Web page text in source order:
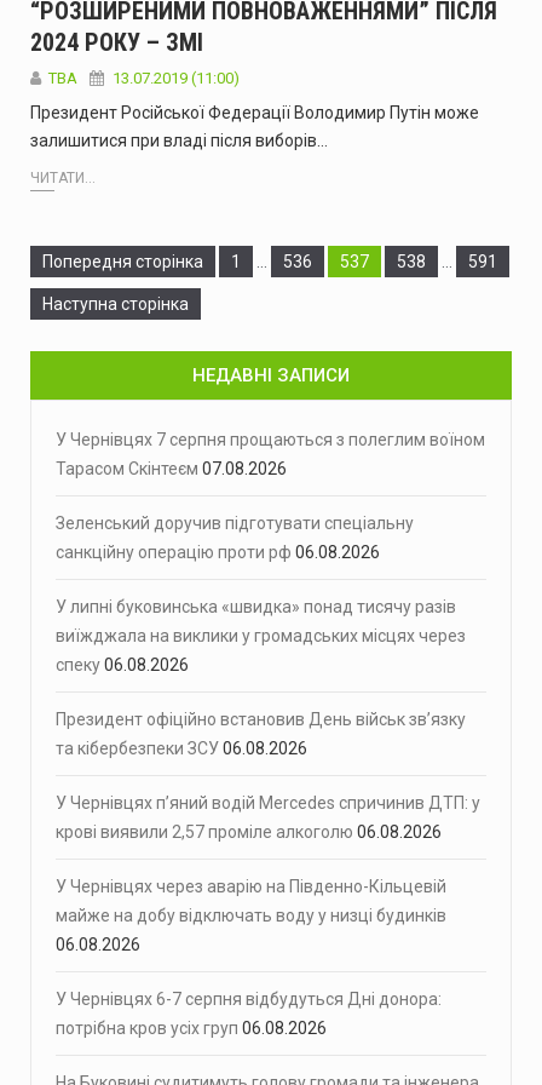
“РОЗШИРЕНИМИ ПОВНОВАЖЕННЯМИ” ПІСЛЯ
2024 РОКУ – ЗМІ
ТВА 13.07.2019 (11:00)
Президент Російської Федерації Володимир Путін може
залишитися при владі після виборів…
ЧИТАТИ...
Попередня сторінка Сторінка
1 Сторінка
536 Сторінка
537 Сторінка
538 Сторінка
591
Наступна сторінка
НЕДАВНІ ЗАПИСИ
У Чернівцях 7 серпня прощаються з полеглим воїном
Тарасом Скінтеєм 07.08.2026
Зеленський доручив підготувати спеціальну
санкційну операцію проти рф 06.08.2026
У липні буковинська «швидка» понад тисячу разів
виїжджала на виклики у громадських місцях через
спеку06.08.2026
Президент офіційно встановив День військ зв’язку
та кібербезпеки ЗСУ06.08.2026
У Чернівцях п’яний водій Mercedes спричинив ДТП: у
крові виявили 2,57 проміле алкоголю 06.08.2026
У Чернівцях через аварію на Південно-Кільцевій
майже на добу відключать воду у низці будинків
06.08.2026
У Чернівцях 6-7 серпня відбудуться Дні донора:
потрібна кров усіх груп 06.08.2026